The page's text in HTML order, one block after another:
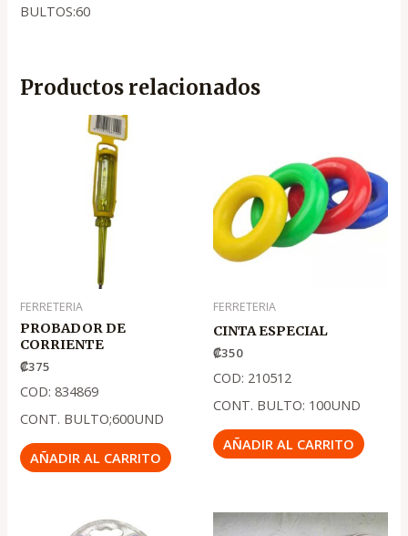
BULTOS:60
Productos relacionados
FERRETERIA
PROBADOR DE
CORRIENTE
₡375
COD: 834869
CONT. BULTO;600UND
AÑADIR AL CARRITO
FERRETERIA
CINTA ESPECIAL
₡350
COD: 210512
CONT. BULTO: 100UND
AÑADIR AL CARRITO